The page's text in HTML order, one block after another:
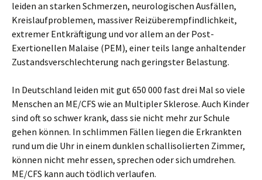
leiden an starken Schmerzen, neurologischen Ausfällen,
Kreislaufproblemen, massiver Reizüberempfindlichkeit,
extremer Entkräftigung und vor allem an der Post-
Exertionellen Malaise (PEM), einer teils lange anhaltender
Zustandsverschlechterung nach geringster Belastung.
In Deutschland leiden mit gut 650 000 fast drei Mal so viele
Menschen an ME/CFS wie an Multipler Sklerose. Auch Kinder
sind oft so schwer krank, dass sie nicht mehr zur Schule
gehen können. In schlimmen Fällen liegen die Erkrankten
rund um die Uhr in einem dunklen schallisolierten Zimmer,
können nicht mehr essen, sprechen oder sich umdrehen.
ME/CFS kann auch tödlich verlaufen.